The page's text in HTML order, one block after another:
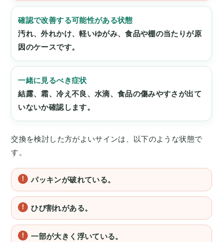
確認で改善する可能性がある状態
汚れ、外れかけ、軽いゆがみ、食品や棚の当たりが原
因のケースです。
一緒に見るべき症状
結露、霜、冷え不良、水滴、食品の傷みやすさが出て
いないか確認します。
交換を検討した方がよいサインは、以下のような状態で
す。
パッキンが破れている。
ひび割れがある。
一部が大きく浮いている。